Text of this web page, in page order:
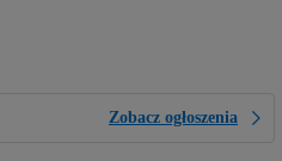
Zobacz ogłoszenia